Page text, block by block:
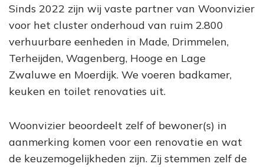
Sinds 2022 zijn wij vaste partner van Woonvizier
voor het cluster onderhoud van ruim 2.800
verhuurbare eenheden in Made, Drimmelen,
Terheijden, Wagenberg, Hooge en Lage
Zwaluwe en Moerdijk. We voeren badkamer,
keuken en toilet renovaties uit.
Woonvizier beoordeelt zelf of bewoner(s) in
aanmerking komen voor een renovatie en wat
de keuzemogelijkheden zijn. Zij stemmen zelf de